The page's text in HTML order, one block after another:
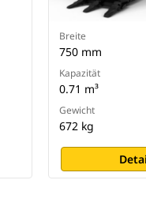
Breite
750 mm
Kapazität
0.71 m³
Gewicht
672 kg